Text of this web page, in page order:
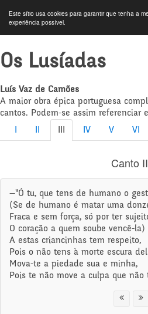
Este sítio usa cookies para garantir que tenha a
experiência possível.
Os Lusíadas
Luís Vaz de Camões
A maior obra épica portuguesa
cantos. Podem-se assim referenciar
IV V VI
Canto
—"Ó tu, que tens de humano o
(Se de humano é matar uma
Fraca e sem força, só por ter
O coração a quem soube vencê-la)
A estas criancinhas tem respeito,
Pois o não tens à morte escura
Mova-te a piedade sua e minha,
Pois te não move a culpa que não